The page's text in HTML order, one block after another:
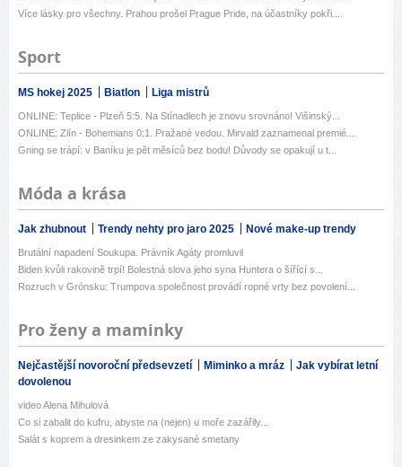
Více lásky pro všechny. Prahou prošel Prague Pride, na účastníky pokři...
Sport
MS hokej 2025 Biatlon Liga mistrů
ONLINE: Teplice - Plzeň 5:5. Na Stínadlech je znovu srovnáno! Višinský...
ONLINE: Zlín - Bohemians 0:1. Pražané vedou. Mirvald zaznamenal premié...
Gning se trápí: v Baníku je pět měsíců bez bodu! Důvody se opakují u t...
Móda a krása
Jak zhubnout Trendy nehty pro jaro 2025 Nové make-up trendy
Brutální napadení Soukupa. Právník Agáty promluvil
Biden kvůli rakovině trpí! Bolestná slova jeho syna Huntera o šířící s...
Rozruch v Grónsku: Trumpova společnost provádí ropné vrty bez povolení...
Pro ženy a maminky
Nejčastější novoroční předsevzetí Miminko a mráz
Jak vybírat letní
dovolenou
video Alena Mihulová
Co si zabalit do kufru, abyste na (nejen) u moře zazářily...
Salát s koprem a dresinkem ze zakysané smetany